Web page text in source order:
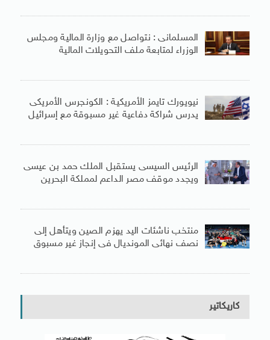
المسلمانى : نتواصل مع وزارة المالية ومجلس
الوزراء لمتابعة ملف التحويلات المالية
نيويورك تايمز الأمريكية : الكونجرس الأمريكى
يدرس شراكة دفاعية غير مسبوقة مع إسرائيل
الرئيس السيسى يستقبل الملك حمد بن عيسى
ويجدد موقف مصر الداعم لمملكة البحرين
منتخب ناشئات اليد يهزم الصين ويتأهل إلى
نصف نهائى المونديال فى إنجاز غير مسبوق
كاريكاتير